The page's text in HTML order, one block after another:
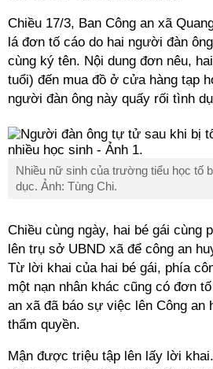
Chiều 17/3, Ban Công an xã
lá đơn tố cáo do hai người đàn
cùng ký tên. Nội dung đơn nêu,
tuổi) đến mua đồ ở cửa hàng tạp
người đàn ông này quấy rối tình
Nhiều nữ sinh của trường tiểu học tố
dục. Ảnh: Tùng Chi.
Chiều cùng ngày, hai bé gái cùng
lên trụ sở UBND xã để công an
Từ lời khai của hai bé gái, phía
một nạn nhân khác cũng có đơn
an xã đã báo sự việc lên Công an
thẩm quyền.
Mận được triệu tập lên lấy lời